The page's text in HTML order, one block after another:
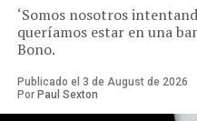
‘Somos nosotros
queríamos estar en una
Bono.
Publicado el 3 de August de 2026
Por Paul Sexton